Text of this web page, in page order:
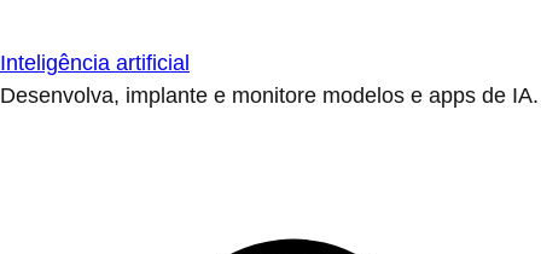
Inteligência artificial
Desenvolva, implante e monitore modelos e apps de IA.